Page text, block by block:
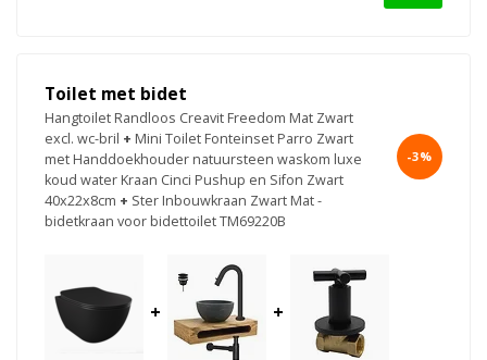
Toilet met bidet
Hangtoilet Randloos Creavit Freedom Mat Zwart
excl. wc-bril + Mini Toilet Fonteinset Parro Zwart
met Handdoekhouder natuursteen waskom luxe
koud water Kraan Cinci Pushup en Sifon Zwart
40x22x8cm + Ster Inbouwkraan Zwart Mat -
bidetkraan voor bidettoilet TM69220B
-3%
+ +